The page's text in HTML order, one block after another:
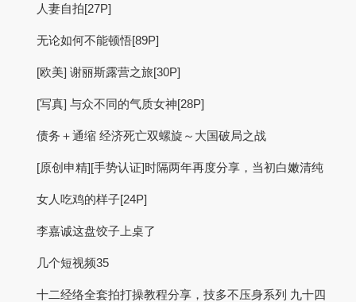
人妻自拍[27P]
无论如何不能顿悟[89P]
[欧美] 谢丽斯露营之旅[30P]
[写真] 与众不同的气质女神[28P]
债务＋通缩 经济死亡双螺旋～大国破局之战
[原创申精][手势认证]时隔两年再度分享，当初白嫩清纯
女人吃鸡的样子[24P]
李嘉诚这盘饺子上桌了
几个短视频35
十二经络全套拍打操教程分享，技多不压身系列 九十四